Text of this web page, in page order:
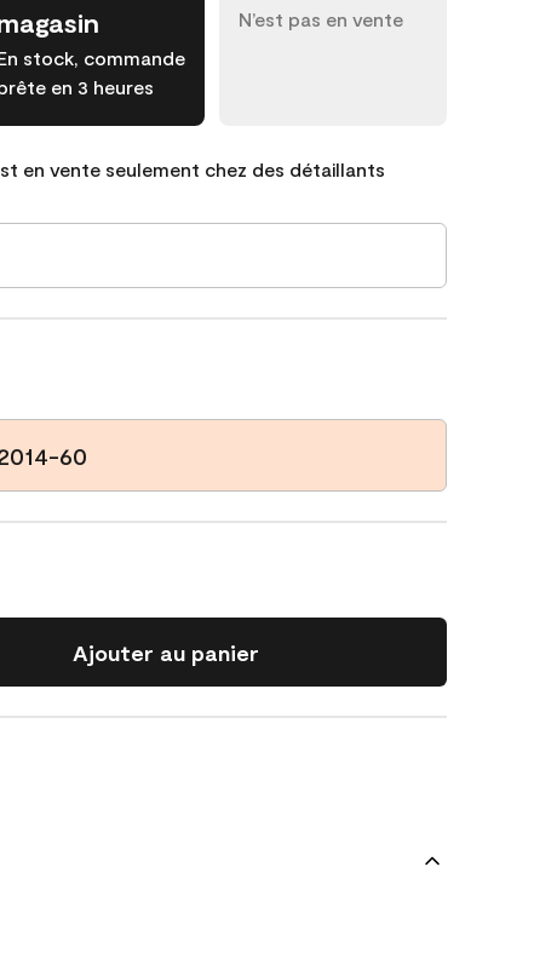
stock, commande
en 3 heures
N’est pas en vente
en vente seulement chez des détaillants
60
Ajouter au panier